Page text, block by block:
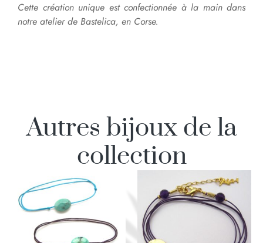
Cette création unique est confectionnée à la main dans
notre atelier de Bastelica, en Corse.
Autres bijoux de la
collection